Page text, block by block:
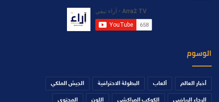
الوسوم
أخبار العالم ألعاب البطولة الاحترافية الجيش الملكي
الرجاء الرياضي الكوكب المراكشي اللون المحتوى